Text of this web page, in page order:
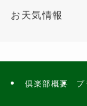
お天気情報
倶楽部概要 プ